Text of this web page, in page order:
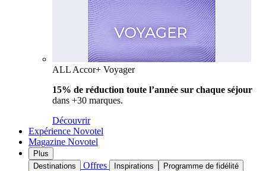
ALL Accor+ Voyager
15% de réduction toute l’année sur chaque séjour
dans +30 marques.
Découvrir
Expérience Novotel
Magazine Novotel
Plus
Destinations
Offres Inspirations Programme de fidélité